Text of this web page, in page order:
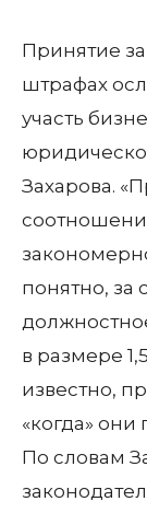
Принятие
штрафах
участь
Захарова.
понятно, за
в размере
известно,
«когда»
По словам